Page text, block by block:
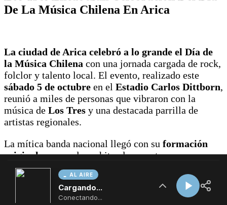
AL AIRE
Cargando...
Conectando...